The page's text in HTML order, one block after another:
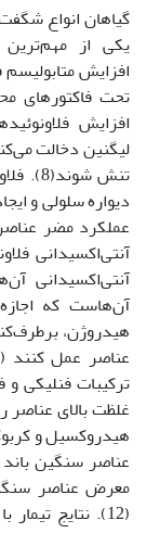
گیاهان انواع شگفت
یکی از مهم‌ترین
افزایش متابولیسم
تحت فاکتورهای
افزایش
لیگنین دخالت
تنش
دیواره سلولی و
عملکرد مضر
آنتی‌اکسیدانی
آن‌هاست که
هیدروژن،
ترکیبات فنلیکی و
غلظت بالای عناصر
هیدروکسیل و
معرض عناصر
(12). نتایج تیمار با عناصر سنگین در گیاه